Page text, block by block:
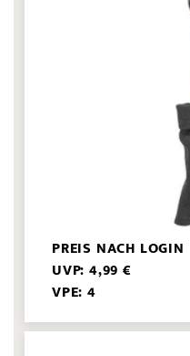
PREIS NACH LOGIN
UVP: 4,99 €
VPE: 4